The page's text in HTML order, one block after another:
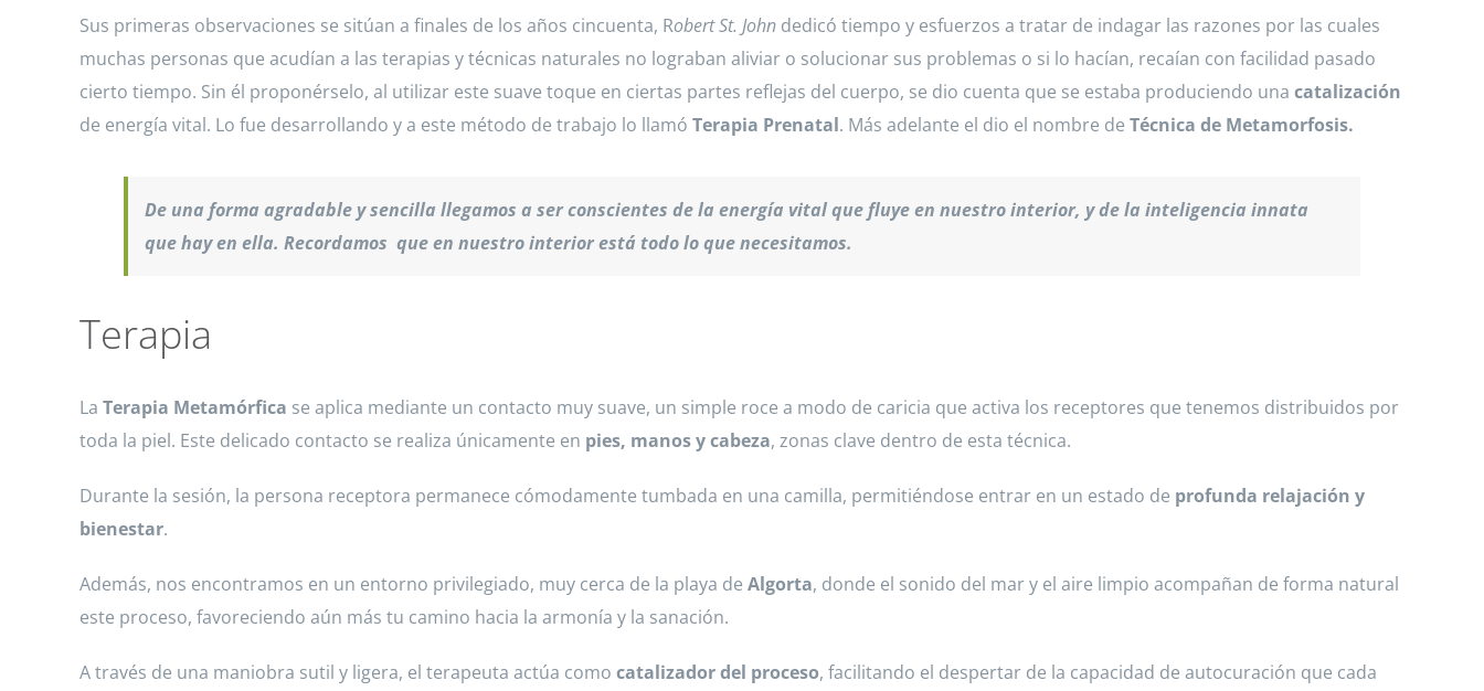
Sus primeras observaciones se sitúan a finales de los años cincuenta, Robert St. John dedicó tiempo y esfuerzos a tratar de indagar las razones por las cuales
muchas personas que acudían a las terapias y técnicas naturales no lograban aliviar o solucionar sus problemas o si lo hacían, recaían con facilidad pasado
cierto tiempo. Sin él proponérselo, al utilizar este suave toque en ciertas partes reflejas del cuerpo, se dio cuenta que se estaba produciendo una catalización
de energía vital. Lo fue desarrollando y a este método de trabajo lo llamó Terapia Prenatal. Más adelante el dio el nombre de Técnica de Metamorfosis.
De una forma agradable y sencilla llegamos a ser conscientes de la energía vital que fluye en nuestro interior, y de la inteligencia innata
que hay en ella. Recordamos que en nuestro interior está todo lo que necesitamos.
Terapia
La Terapia Metamórfica se aplica mediante un contacto muy suave, un simple roce a modo de caricia que activa los receptores que tenemos distribuidos por
toda la piel. Este delicado contacto se realiza únicamente en pies, manos y cabeza, zonas clave dentro de esta técnica.
Durante la sesión, la persona receptora permanece cómodamente tumbada en una camilla, permitiéndose entrar en un estado de profunda relajación y
bienestar.
Además, nos encontramos en un entorno privilegiado, muy cerca de la playa de Algorta, donde el sonido del mar y el aire limpio acompañan de forma natural
este proceso, favoreciendo aún más tu camino hacia la armonía y la sanación.
A través de una maniobra sutil y ligera, el terapeuta actúa como catalizador del proceso, facilitando el despertar de la capacidad de autocuración que cada